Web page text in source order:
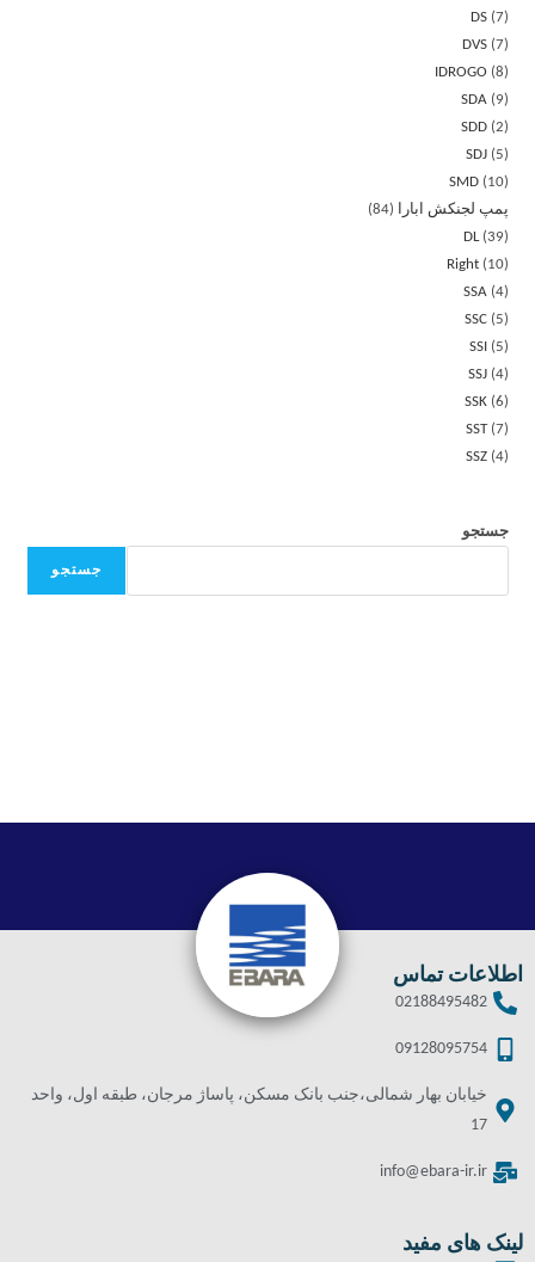
DS 7
DVS 7
IDROGO
8
SDA
9
SDD 2
SDJ
5
SMD
10
پمپ لجنکش ابارا
84
DL 39
Right
10
SSA 4
SSC
5
SSI
5
SSJ 4
SSK 6
SST 7
SSZ 4
جستجو
جستجو
اطلاعات تماس
02188495482
09128095754
خیابان بهار شمالی،جنب بانک مسکن، پاساژ مرجان، طبقه اول، واحد
17
info@ebara-ir.ir
لینک های مفید